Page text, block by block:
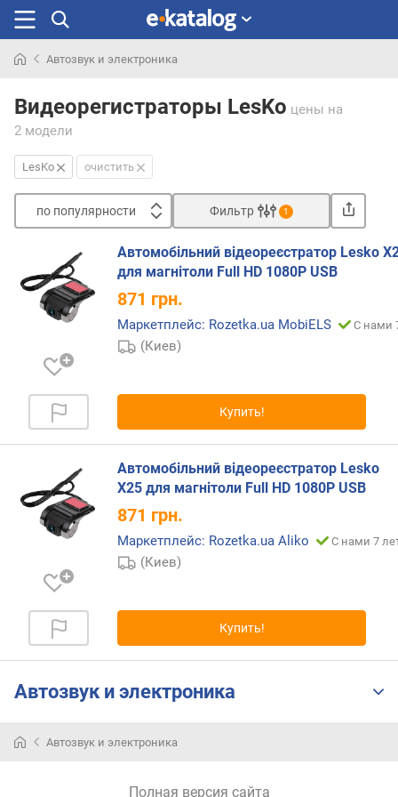
раньше
Автозвук и электроника
Видеорегистраторы LesKo цены на
2 модели
LesKo очистить
по популярности
о
п
о
у
л
я
н
т
и
д
ш
х
о
Фильтр 1
Автомобільний відеореєстратор Lesko
для магнітоли Full HD 1080P USB
871 грн.
Маркетплейс: Rozetka.ua MobiELS С нами
(Киев)
Купить!
Автомобільний відеореєстратор Lesko
X25 для магнітоли Full HD 1080P USB
871 грн.
Маркетплейс: Rozetka.ua Aliko С нами 7
(Киев)
Купить!
Автозвук и электроника
Автозвук и электроника
Полная версия сайта